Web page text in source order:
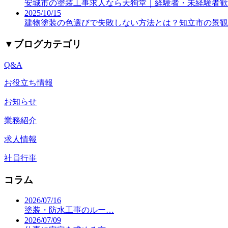
安城市の塗装工事求人なら天狗堂｜経験者・未経験者
2025/10/15
建物塗装の色選びで失敗しない方法とは？知立市の景
▼ ブログカテゴリ
Q&A
お役立ち情報
お知らせ
業務紹介
求人情報
社員行事
コラム
2026/07/16
塗装・防水工事のルー…
2026/07/09